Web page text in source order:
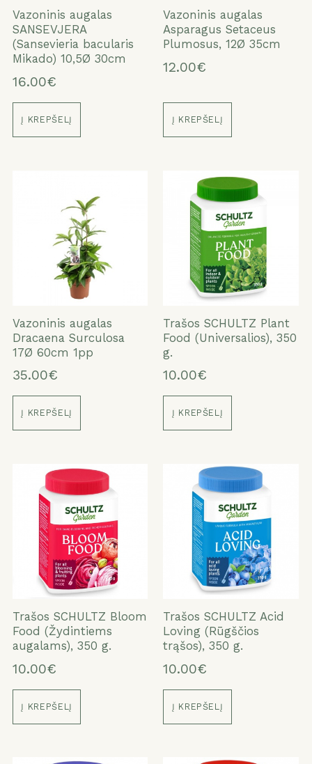
Vazoninis augalas
SANSEVJERA
(Sansevieria bacularis
Mikado) 10,5Ø 30cm
16.00€
Į KREPŠELĮ
Vazoninis augalas
Asparagus Setaceus
Plumosus, 12Ø 35cm
12.00€
Į KREPŠELĮ
Vazoninis augalas
Dracaena Surculosa
17Ø 60cm 1pp
35.00€
Į KREPŠELĮ
Trašos SCHULTZ Plant
Food (Universalios), 350
g.
10.00€
Į KREPŠELĮ
Trašos SCHULTZ Bloom
Food (Žydintiems
augalams), 350 g.
10.00€
Į KREPŠELĮ
Trašos SCHULTZ Acid
Loving (Rūgščios
trąšos), 350 g.
10.00€
Į KREPŠELĮ